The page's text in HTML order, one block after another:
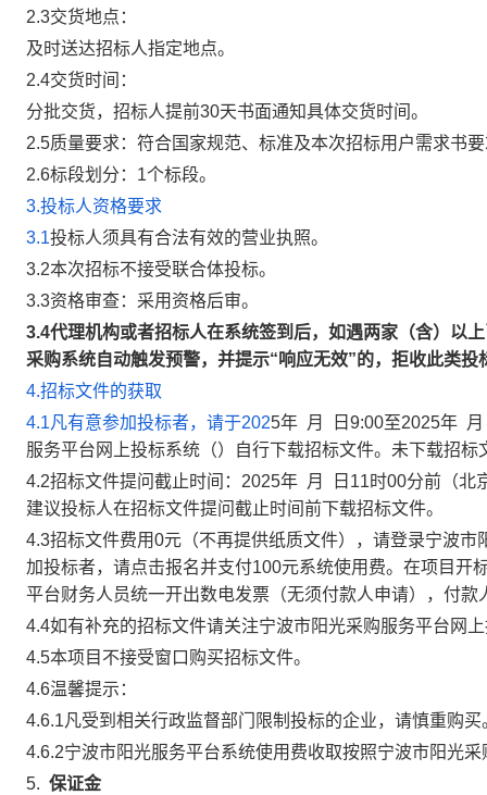
2.3交货地点：
及时送达招标人指定地点。
2.4交货时间：
分批交货，招标人提前30天书面通知具体交货时间。
2.5质量要求：符合国家规范、标准及本次招标用户需求书
2.6标段划分：1个标段。
3.投标人资格要求
3.1投标人须具有合法有效的营业执照。
3.2本次招标不接受联合体投标。
3.3资格审查：采用资格后审。
3.4代理机构或者招标人在系统签到后，如遇两家（含）以
采购系统自动触发预警，并提示“响应无效”的，拒收此类投
4.招标文件的获取
4.1凡有意参加投标者，请于2025年 月 日9:00至2025年 月
服务平台网上投标系统（）自行下载招标文件。未下载招
4.2招标文件提问截止时间：2025年 月 日11时00分前（北
建议投标人在招标文件提问截止时间前下载招标文件。
4.3招标文件费用0元（不再提供纸质文件），请登录宁波
加投标者，请点击报名并支付100元系统使用费。在项目开
平台财务人员统一开出数电发票（无须付款人申请），付
4.4如有补充的招标文件请关注宁波市阳光采购服务平台网
4.5本项目不接受窗口购买招标文件。
4.6温馨提示：
4.6.1凡受到相关行政监督部门限制投标的企业，请慎重购买
4.6.2宁波市阳光服务平台系统使用费收取按照宁波市阳光
5. 保证金